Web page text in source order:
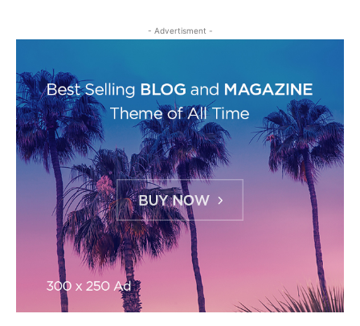
- Advertisment -